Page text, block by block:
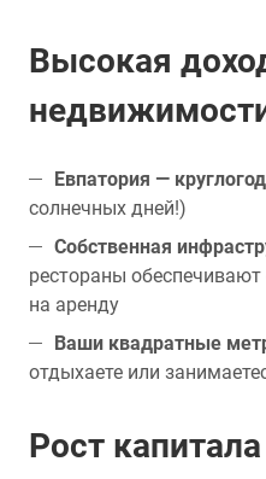
Высокая
Евпатория —
солнечных дней!)
Собственная
рестораны
на аренду
Ваши квадратные
отдыхаете или
Рост капитала